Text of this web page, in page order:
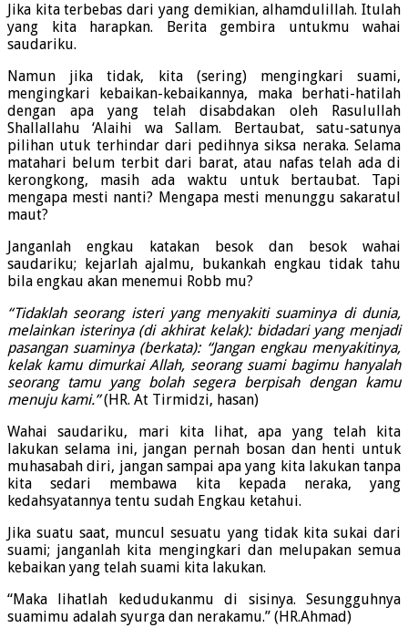
Jika kita terbebas dari yang demikian, alhamdulillah. Itulah
yang kita harapkan. Berita gembira untukmu wahai
saudariku.
Namun jika tidak, kita (sering) mengingkari suami,
mengingkari kebaikan-kebaikannya, maka berhati-hatilah
dengan apa yang telah disabdakan oleh Rasulullah
Shallallahu ‘Alaihi wa Sallam. Bertaubat, satu-satunya
pilihan utuk terhindar dari pedihnya siksa neraka. Selama
matahari belum terbit dari barat, atau nafas telah ada di
kerongkong, masih ada waktu untuk bertaubat. Tapi
mengapa mesti nanti? Mengapa mesti menunggu sakaratul
maut?
Janganlah engkau katakan besok dan besok wahai
saudariku; kejarlah ajalmu, bukankah engkau tidak tahu
bila engkau akan menemui Robb mu?
“Tidaklah seorang isteri yang menyakiti suaminya di dunia,
melainkan isterinya (di akhirat kelak): bidadari yang menjadi
pasangan suaminya (berkata): “Jangan engkau menyakitinya,
kelak kamu dimurkai Allah, seorang suami bagimu hanyalah
seorang tamu yang bolah segera berpisah dengan kamu
menuju kami.”(HR. At Tirmidzi, hasan)
Wahai saudariku, mari kita lihat, apa yang telah kita
lakukan selama ini, jangan pernah bosan dan henti untuk
muhasabah diri, jangan sampai apa yang kita lakukan tanpa
kita sedari membawa kita kepada neraka, yang
kedahsyatannya tentu sudah Engkau ketahui.
Jika suatu saat, muncul sesuatu yang tidak kita sukai dari
suami; janganlah kita mengingkari dan melupakan semua
kebaikan yang telah suami kita lakukan.
“Maka lihatlah kedudukanmu di sisinya. Sesungguhnya
suamimu adalah syurga dan nerakamu.” (HR.Ahmad)